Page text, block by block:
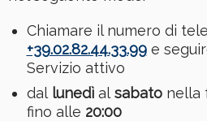
Chiamare il numero di
+39.02.82.44.33.99e
Servizio attivo
dal lunedìal sabatonella
fino alle 20:00